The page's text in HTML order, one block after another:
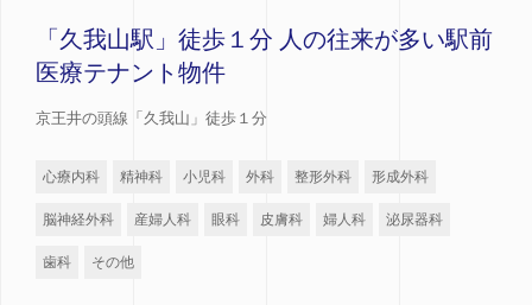
「久我山駅」徒歩１分 人の往来が多い駅前
医療テナント物件
京王井の頭線「久我山」徒歩１分
心療内科 精神科 小児科 外科 整形外科 形成外科
脳神経外科 産婦人科 眼科 皮膚科 婦人科 泌尿器科
歯科 その他